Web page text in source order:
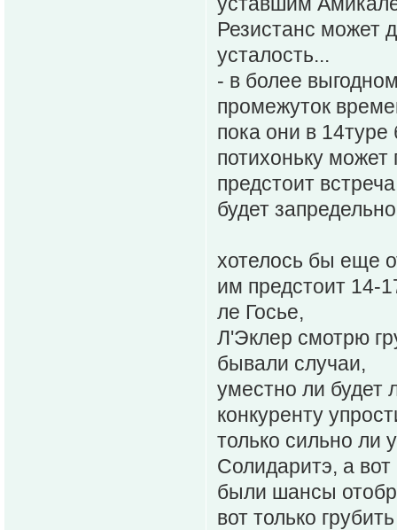
Резистанс может
усталость...
- в более
промежуток
пока они в
потихоньку может
предстоит
будет
хотелось бы еще
им предстоит 14-
ле Госье,
Л'Эклер смотрю
бывали случаи,
уместно ли будет
конкуренту
только сильно ли
Солидаритэ, а
были шансы
вот только